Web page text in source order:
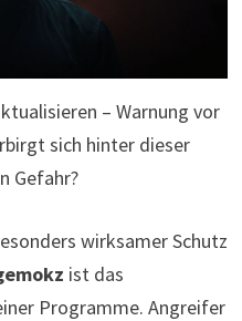
– Warnung vor
sich hinter dieser
Gefahr?
wirksamer Schutz
ist das
Programme. Angreifer